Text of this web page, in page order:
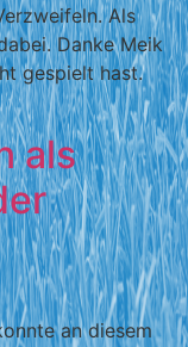
Als
Danke Meik
gespielt hast.
als
an diesem